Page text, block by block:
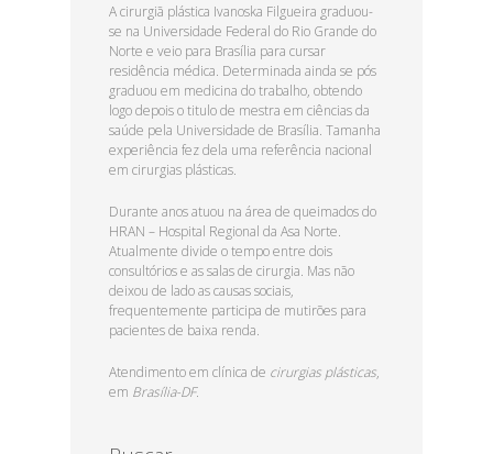
A cirurgiã plástica Ivanoska Filgueira graduou-
se na Universidade Federal do Rio Grande do
Norte e veio para Brasília para cursar
residência médica. Determinada ainda se pós
graduou em medicina do trabalho, obtendo
logo depois o titulo de mestra em ciências da
saúde pela Universidade de Brasília. Tamanha
experiência fez dela uma referência nacional
em cirurgias plásticas.
Durante anos atuou na área de queimados do
HRAN – Hospital Regional da Asa Norte.
Atualmente divide o tempo entre dois
consultórios e as salas de cirurgia. Mas não
deixou de lado as causas sociais,
frequentemente participa de mutirões para
pacientes de baixa renda.
Atendimento em clínica de cirurgias plásticas,
em Brasília-DF.